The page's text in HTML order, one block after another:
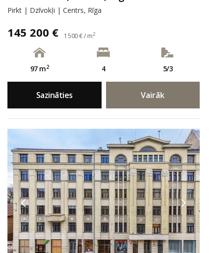
Pirkt | Dzīvokļi | Centrs, Rīga
145 200 € 1 500 € / m2
97 m2 4 5/3
Sazināties Vairāk